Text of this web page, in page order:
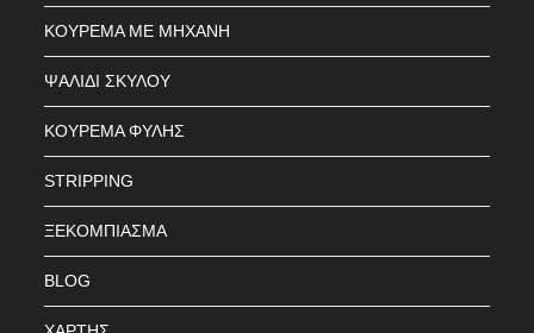
ΚΟΥΡΕΜΑ ΜΕ ΜΗΧΑΝΗ
ΨΑΛΙΔΙ ΣΚΥΛΟΥ
ΚΟΥΡΕΜΑ ΦΥΛΗΣ
STRIPPING
ΞΕΚΟΜΠΙΑΣΜΑ
BLOG